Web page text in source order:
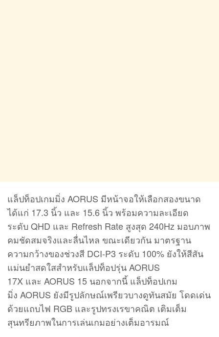
แล็ปท็อปเกมมิ่ง AORUS มีหน้าจอให้เลือกสองขนาด
ได้แก่ 17.3 นิ้ว และ 15.6 นิ้ว พร้อมความละเอียด
ระดับ QHD และ Refresh Rate สูงสุด 240Hz มอบภาพ
คมชัดสมจริงและลื่นไหล ขณะเดียวกัน มาตรฐาน
ความกว้างของช่วงสี DCI-P3 ระดับ 100% ยังให้สีสัน
แม่นยำสดใสสำหรับแล็ปท็อปรุ่น AORUS
17X และ AORUS 15 นอกจากนี้ แล็ปท็อปเกม
มิ่ง AORUS ยังมีรูปลักษณ์เพรียวบางดูทันสมัย โดดเด่น
ด้วยแถบไฟ RGB และรูปทรงเรขาคณิต เติมเต็ม
สุนทรียภาพในการเล่นเกมอย่างเต็มอารมณ์